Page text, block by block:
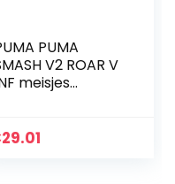
PUMA
V2 ROAR V
meisjes
29.01